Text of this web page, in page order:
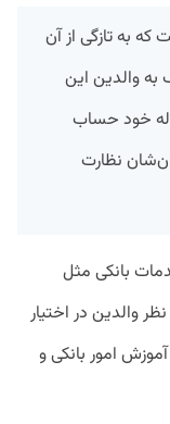
به تازگی از آن
والدین این
تا برای کودکان ۷ تا ۱۴ ساله خود حساب
نظارت
بانکی مثل
والدین در اختیار
آموزش امور بانکی و